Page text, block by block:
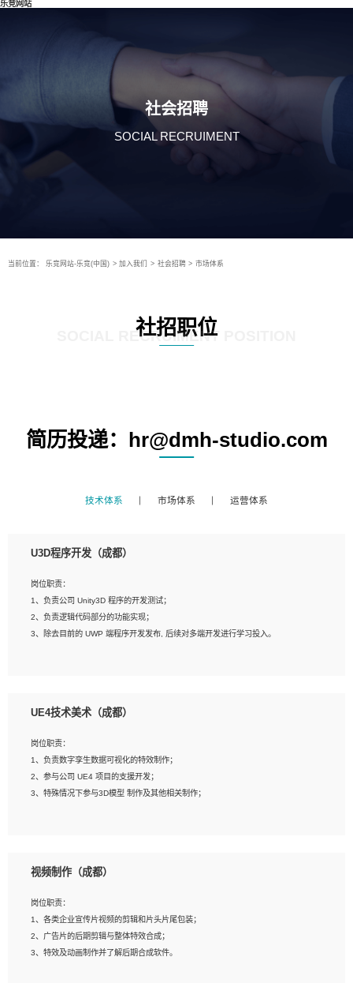
乐竞网站
社会招聘
SOCIAL RECRUIMENT
当前位置： 乐竞网站-乐竞(中国) > 加入我们 > 社会招聘 > 市场体系
社招职位
SOCIAL RECRUIMENT POSITION
简历投递：hr@dmh-studio.com
技术体系 市场体系 运营体系
U3D程序开发（成都）
岗位职责：
1、负责公司 Unity3D 程序的开发测试；
2、负责逻辑代码部分的功能实现；
3、除去目前的 UWP 端程序开发发布, 后续对多端开发进行学习投入。
2、熟练掌握 Unity3D 程序开发，精通 C# 语言开发；
4、有良好的沟通能力和团队合作意识；
5、开发过 HoloLens 程序者优先。
UE4技术美术（成都）
岗位职责：
1、负责数字孪生数据可视化的特效制作；
2、参与公司 UE4 项目的支援开发；
3、特殊情况下参与3D模型 制作及其他相关制作；
上；
3、想象力丰富, 有一定的艺术审美深度；
4、有良好的场景特效搭建功底；
5、熟悉 3Ds Max 或者 Maya；
6、有良好的沟通能力和团队合作意识；
视频制作（成都）
岗位职责：
1、各类企业宣传片视频的剪辑和片头片尾包装；
2、广告片的后期剪辑与整体特效合成；
3、特效及动画制作并了解后期合成软件。